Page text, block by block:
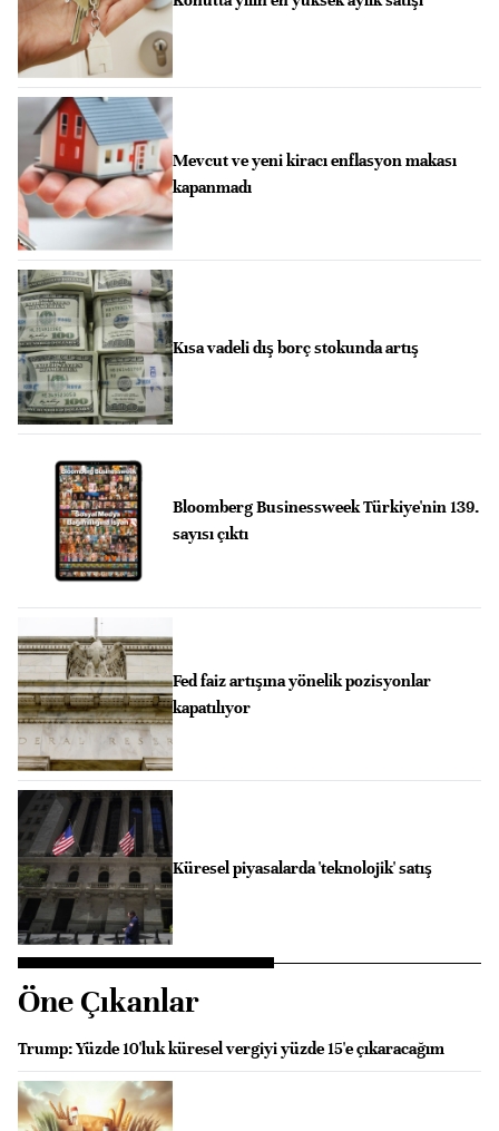
Mevcut ve yeni kiracı enflasyon makası
kapanmadı
Kısa vadeli dış borç stokunda artış
Bloomberg Businessweek Türkiye'nin 139.
sayısı çıktı
Fed faiz artışına yönelik pozisyonlar
kapatılıyor
Küresel piyasalarda 'teknolojik' satış
Öne Çıkanlar
Trump: Yüzde 10'luk küresel vergiyi yüzde 15'e çıkaracağım